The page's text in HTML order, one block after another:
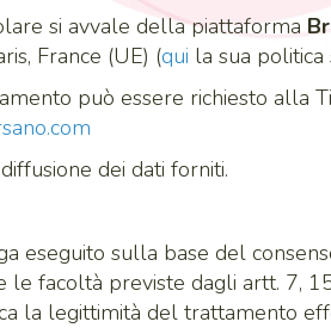
si avvale della piattaforma
France (UE) (qui la sua
può essere richiesto alla
dei dati forniti.
eseguito sulla base del
le facoltà previste dagli artt. 7,
la legittimità del trattamento